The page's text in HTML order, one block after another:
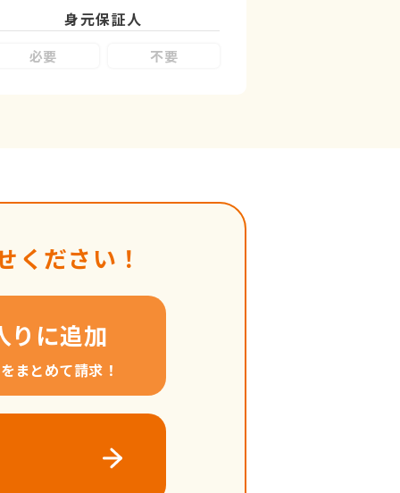
身元保証人
必要 不要
ください！
りに追加
まとめて請求！